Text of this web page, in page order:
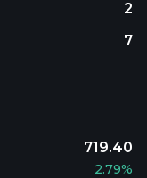
2
7
719.40
2.79%